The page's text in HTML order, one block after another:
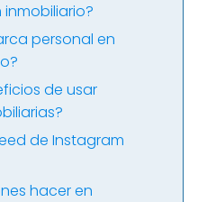
personal en
de usar
de Instagram
hacer en